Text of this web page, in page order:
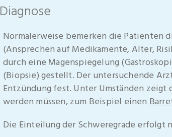
Diagnose
Normalerweise bemerken die Patienten
(Ansprechen auf Medikamente, Alter,
durch eine Magenspiegelung
(Biopsie) gestellt. Der untersuchende
Entzündung fest. Unter Umständen
werden müssen, zum Beispiel einen
Die Einteilung der Schweregrade erfolgt